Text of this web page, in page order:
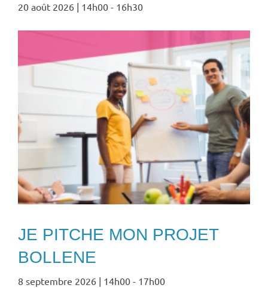
20 août 2026 | 14h00 - 16h30
JE PITCHE MON PROJET
BOLLENE
8 septembre 2026 | 14h00 - 17h00